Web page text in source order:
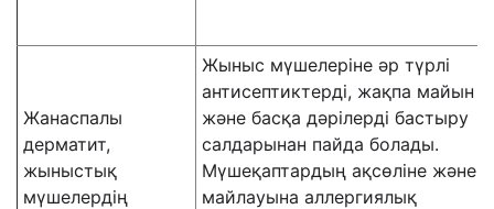
Жанаспалы
дерматит,
жыныстық
мүшелердің
Жыныс мүшелеріне әр түрлі
антисептиктерді, жақпа майын
және басқа дәрілерді бастыру
салдарынан пайда болады.
Мүшеқаптардың ақсөліне және
майлауына аллергиялық